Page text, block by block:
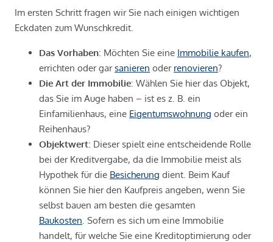
Im ersten Schritt fragen wir Sie nach einigen wichtigen
Eckdaten zum Wunschkredit.
Das Vorhaben: Möchten Sie eine Immobilie kaufen,
errichten oder garsanieren oder renovieren?
Die Art der Immobilie: Wählen Sie hier das Objekt,
das Sie im Auge haben – ist es z. B. ein
Einfamilienhaus, eine Eigentumswohnung oder ein
Reihenhaus?
Objektwert: Dieser spielt eine entscheidende Rolle
bei der Kreditvergabe, da die Immobilie meist als
Hypothek für die Besicherung dient. Beim Kauf
können Sie hier den Kaufpreis angeben, wenn Sie
selbst bauen am besten die gesamten
Baukosten . Sofern es sich um eine Immobilie
handelt, für welche Sie eine Kreditoptimierung oder